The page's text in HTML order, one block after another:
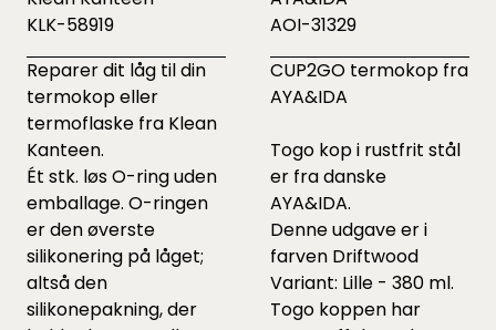
KLK-58919
Reparer dit låg til din
termokop eller
termoflaske fra Klean
Kanteen.
Ét stk. løs O-ring uden
emballage. O-ringen
er den øverste
silikonering på låget;
altså den
silikonepakning, der
AOI-31329
CUP2GO termokop fra
AYA&IDA
Togo kop i rustfrit stål
er fra danske
AYA&IDA.
Denne udgave er i
farven Driftwood
Variant: Lille - 380 ml.
Togo koppen har